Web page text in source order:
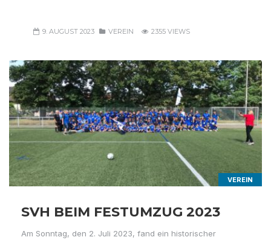
9. AUGUST 2023 VEREIN 2355 VIEWS
VEREIN
SVH BEIM FESTUMZUG 2023
Am Sonntag, den 2. Juli 2023, fand ein historischer